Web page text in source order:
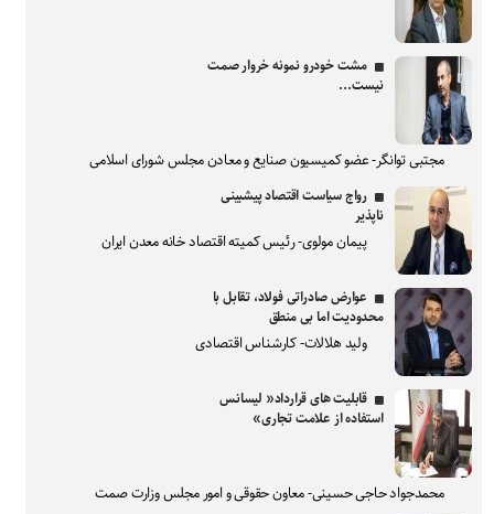
مشت خودرو نمونه خروار صمت
نیست...
مجتبی توانگر- عضو کمیسیون صنایع و معادن مجلس شورای اسلامی
رواج سیاست اقتصاد پیشبینی
ناپذیر
پیمان مولوی- رئیس کمیته اقتصاد خانه معدن ایران
عوارض صادراتی فولاد، تقابل با
محدودیت اما بی منطق
ولید هلالات- کارشناس اقتصادی
قابلیت های قرارداد« لیسانس
استفاده از علامت تجاری»
محمدجواد حاجی حسینی- معاون حقوقی و امور مجلس وزارت صمت